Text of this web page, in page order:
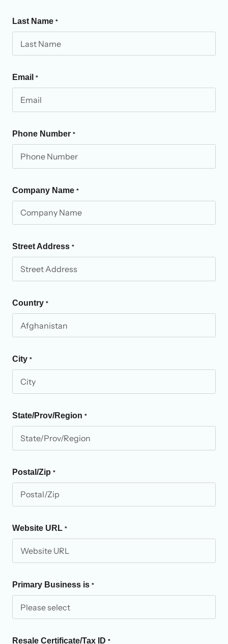
Last Name *
Email *
Phone Number *
Company Name *
Street Address *
Country *
City *
State/Prov/Region *
Postal/Zip *
Website URL *
Primary Business is *
Resale Certificate/Tax ID *